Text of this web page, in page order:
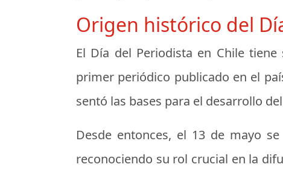
Origen histórico del
El Día del Periodista en Chile
primer periódico publicado en el
sentó las bases para el desarrollo
Desde entonces, el 13 de mayo
reconociendo su rol crucial en la